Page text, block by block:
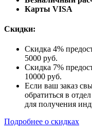
Карты VISA
Скидки:
Скидка 4%
5000 руб.
Скидка 7%
10000 руб.
Если ваш заказ
обратиться в
для получения
Подробнее о скидках